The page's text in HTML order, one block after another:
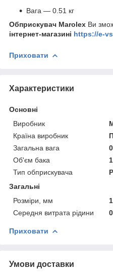
Вага — 0.51 кг
Обприскувач Marolex Ви
інтернет-магазині https://e-
Приховати
Характеристики
Основні
Виробник
Країна виробник
Загальна вага
Об'єм бака
Тип обприскувача
Загальні
Розміри, мм
Середня витрата рідини
Приховати
Умови доставки